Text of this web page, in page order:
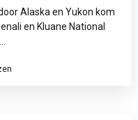
Alaska en Yukon kom
en Kluane National